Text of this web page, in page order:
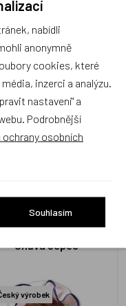
Český výrobek
Chůva čepec
výrobek
nabídli
anonymně
cookies, které
inzerci a analýzu.
nastavení" a
Podrobnější
ochrany osobních
Souhlasím